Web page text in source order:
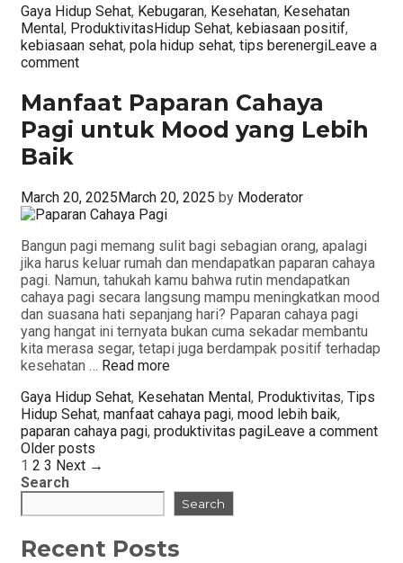
Categories
Gaya Hidup Sehat, Kebugaran, Kesehatan, Kesehatan
Mental, ProduktivitasTags
Hidup Sehat, kebiasaan positif,
kebiasaan sehat, pola hidup sehat, tips berenergiLeave a
comment
Manfaat Paparan Cahaya
Pagi untuk Mood yang Lebih
Baik
March 20, 2025March 20, 2025 by Moderator
Bangun pagi memang sulit bagi sebagian orang, apalagi
jika harus keluar rumah dan mendapatkan paparan cahaya
pagi. Namun, tahukah kamu bahwa rutin mendapatkan
cahaya pagi secara langsung mampu meningkatkan mood
dan suasana hati sepanjang hari? Paparan cahaya pagi
yang hangat ini ternyata bukan cuma sekadar membantu
kita merasa segar, tetapi juga berdampak positif terhadap
kesehatan … Read more
Categories
Gaya Hidup Sehat, Kesehatan Mental, Produktivitas, Tips
Hidup Sehat, manfaat cahaya pagi, mood lebih baik,
paparan cahaya pagi, produktivitas pagiLeave a comment
Post
navigation
Older posts
1 2 3 Next →
Search
Search
Recent Posts